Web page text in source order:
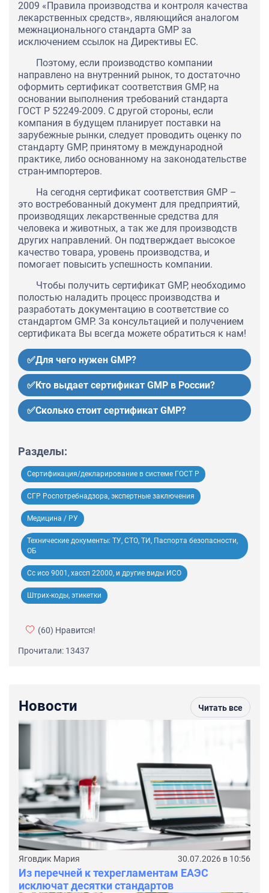
2009 «Правила производства и контроля качества
лекарственных средств», являющийся аналогом
межнационального стандарта GMP за
исключением ссылок на Директивы ЕС.
Поэтому, если производство компании
направлено на внутренний рынок, то достаточно
оформить сертификат соответствия GMP, на
основании выполнения требований стандарта
ГОСТ Р 52249-2009. С другой стороны, если
компания в будущем планирует поставки на
зарубежные рынки, следует проводить оценку по
стандарту GMP, принятому в международной
практике, либо основанному на законодательстве
стран-импортеров.
На сегодня сертификат соответствия GMP –
это востребованный документ для предприятий,
производящих лекарственные средства для
человека и животных, а так же для производств
других направлений. Он подтверждает высокое
качество товара, уровень производства, и
помогает повысить успешность компании.
Чтобы получить сертификат GMP, необходимо
полостью наладить процесс производства и
разработать документацию в соответствие со
стандартом GMP. За консультацией и получением
сертификата Вы всегда можете обратиться к нам!
✅Для чего нужен GMP?
✅Кто выдает сертификат GMP в России?
✅Сколько стоит сертификат GMP?
Разделы:
Сертификация/декларирование в системе ГОСТ Р
СГР Роспотребнадзора, экспертные заключения
Медицина / РУ
Технические документы: ТУ, СТО, ТИ, Паспорта безопасности,
ОБ
Сс исо 9001, хассп 22000, и другие виды ИСО
Штрих-коды, этикетки
(60) Нравится!
Прочитали: 13437
Новости Читать все
Яговдик Мария 30.07.2026 в 10:56
Из перечней к техрегламентам ЕАЭС
исключат десятки стандартов